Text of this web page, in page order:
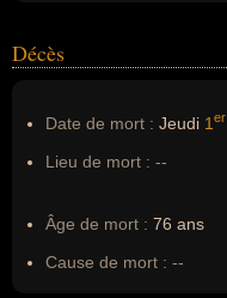
Décès
Date de mort : Jeudi 1 er
Lieu de mort : --
Âge de mort : 76 ans
Cause de mort : --